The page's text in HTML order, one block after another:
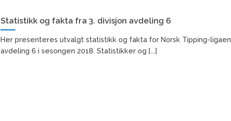
Statistikk og fakta fra 3. divisjon avdeling 6
Her presenteres utvalgt statistikk og fakta for Norsk Tipping-ligaen
avdeling 6 i sesongen 2018. Statistikker og [...]